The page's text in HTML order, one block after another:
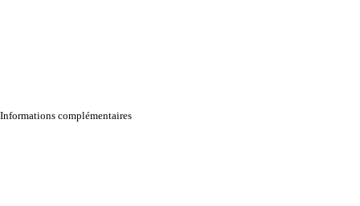
Informations complémentaires